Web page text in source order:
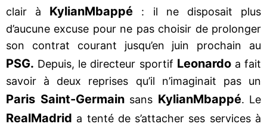
clair à KylianMbappé : il ne disposait plus
d’aucune excuse pour ne pas choisir de prolonger
son contrat courant jusqu’en juin prochain au
PSG. Depuis, le directeur sportif Leonardoa fait
savoir à deux reprises qu’il n’imaginait pas un
Paris Saint-Germainsans KylianMbappé. Le
RealMadrid a tenté de s’attacher ses services à